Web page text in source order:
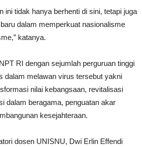
ini tidak hanya berhenti di sini, tetapi juga
dalam memperkuat nasionalisme
katanya.
RI dengan sejumlah perguruan tinggi
dalam melawan virus tersebut yakni
nilai kebangsaan, revitalisasi
dalam beragama, penguatan akar
kesejahteraan.
dosen UNISNU, Dwi Erlin Effendi